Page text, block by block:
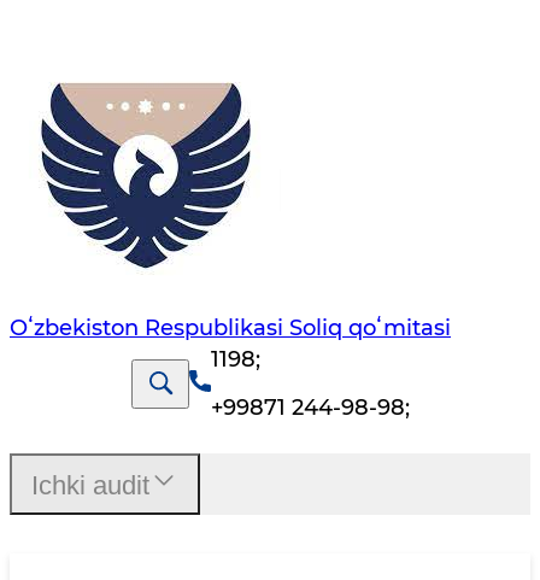
Oʻzbekiston Respublikasi Soliq qoʻmitasi
1198;
+99871 244-98-98;
Ichki audit